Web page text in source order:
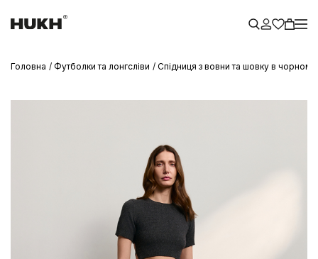
Головна Футболки та лонгсліви Спідниця з вовни та шовку в